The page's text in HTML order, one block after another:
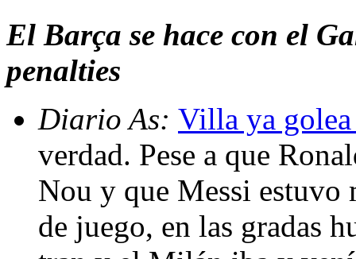
El Barça se hace con el
penalties
Diario As: Villa ya
verdad. Pese a que
Nou y que Messi estuvo
de juego, en las gradas